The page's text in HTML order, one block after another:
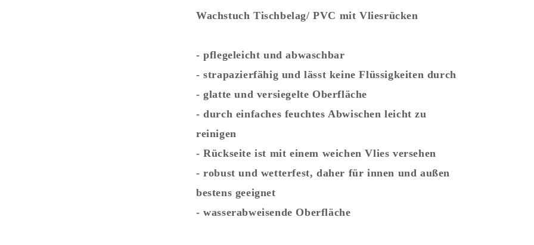
Wachstuch Tischbelag/ PVC mit Vliesrücken
- pflegeleicht und abwaschbar
- strapazierfähig und lässt keine Flüssigkeiten durch
- glatte und versiegelte Oberfläche
- durch einfaches feuchtes Abwischen leicht zu
reinigen
- Rückseite ist mit einem weichen Vlies versehen
- robust und wetterfest, daher für innen und außen
bestens geeignet
- wasserabweisende Oberfläche